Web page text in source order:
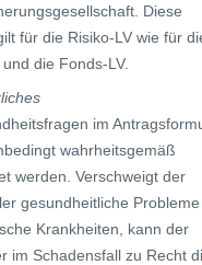
Diese
für die Risiko-LV wie für
die Fonds-LV.
im
wahrheitsgemäß
werden. Verschweigt der
gesundheitliche
Krankheiten, kann der
im Schadensfall zu Recht